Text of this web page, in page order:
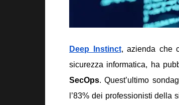
Deep Instinct, azienda che
sicurezza informatica, ha
SecOps. Quest’ultimo
l’83% dei professionisti della